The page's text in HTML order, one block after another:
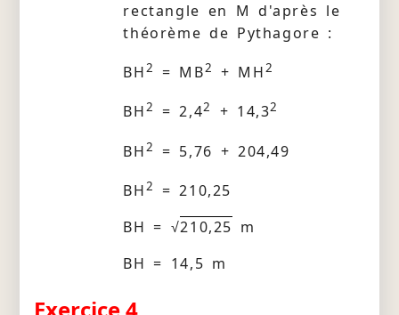
rectangle en M d'après le
théorème de Pythagore :
BH2 = MB2 + MH2
BH2 = 2,42 + 14,32
BH2 = 5,76 + 204,49
BH2
= 210,25
BH = √210,25 m
BH = 14,5 m